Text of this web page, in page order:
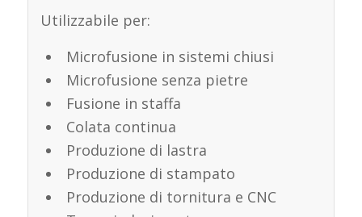
Utilizzabile per:
Microfusione in sistemi chiusi
Microfusione senza pietre
Fusione in staffa
Colata continua
Produzione di lastra
Produzione di stampato
Produzione di tornitura e CNC